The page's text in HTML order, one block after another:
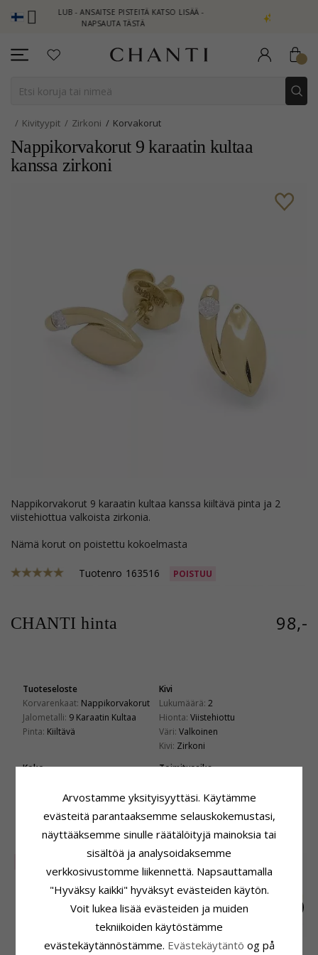
CLUB - ANSAITSE PISTEITÄ KATSO LISÄÄ -
NAPSAUTA TÄSTÄ
NEW COLLECTION |
Kivityypit Zirkoni Korvakorut
Nappikorvakorut 9 karaatin kultaa
kanssa zirkoni
nappikorvakorut 9 karaatin kultaa kanssa kiiltävä pinta ja 2
viistehiottua valkoista zirkonia.
Nämä korut on poistettu kokoelmasta
Tuotenro 163516 POISTUU
CHANTI hinta 98,-
Tuoteseloste
Korvarenkaat: Nappikorvakorut
Jalometalli: 9 Karaatin Kultaa
Pinta: Kiiltävä
Kivi
Lukumäärä: 2
Hionta: Viistehiottu
Väri: Valkoinen
Kivi: Zirkoni
Koko
5,0 mm
Toimitusaika
LIITTYVÄT TUOTTEET
3,5 mm
5 mm
4 mm
Arvostamme yksityisyyttäsi. Käytämme
evästeitä parantaaksemme selauskokemustasi,
näyttääksemme sinulle räätälöityjä mainoksia tai
sisältöä ja analysoidaksemme
verkkosivustomme liikennettä. Napsauttamalla
"Hyväksy kaikki" hyväksyt evästeiden käytön.
Voit lukea lisää evästeiden ja muiden
tekniikoiden käytöstämme
evästekäytännöstämme. Evästekäytäntö og på